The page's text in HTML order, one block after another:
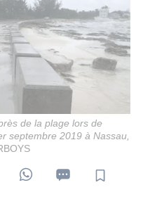
de la plage lors de
septembre 2019 à Nassau,